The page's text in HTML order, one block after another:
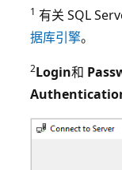
1 有关 SQL
据库引擎。
2Login和